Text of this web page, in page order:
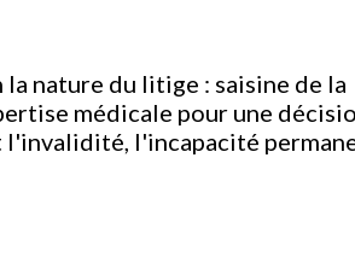
nature du litige : saisine de la
médicale pour une
l'incapacité